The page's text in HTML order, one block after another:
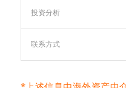
投资分析
联系方式